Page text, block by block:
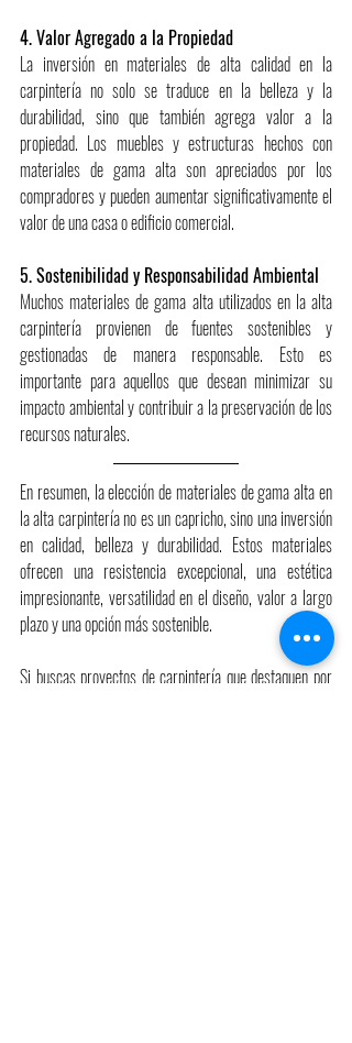
4. Valor Agregado a la Propiedad
La inversión en materiales de alta calidad en la
carpintería no solo se traduce en la belleza y la
durabilidad, sino que también agrega valor a la
propiedad. Los muebles y estructuras hechos con
materiales de gama alta son apreciados por los
compradores y pueden aumentar significativamente el
valor de una casa o edificio comercial.
5. Sostenibilidad y Responsabilidad Ambiental
Muchos materiales de gama alta utilizados en la alta
carpintería provienen de fuentes sostenibles y
gestionadas de manera responsable. Esto es
importante para aquellos que desean minimizar su
impacto ambiental y contribuir a la preservación de los
recursos naturales.
En resumen, la elección de materiales de gama alta en
la alta carpintería no es un capricho, sino una inversión
en calidad, belleza y durabilidad. Estos materiales
ofrecen una resistencia excepcional, una estética
impresionante, versatilidad en el diseño, valor a largo
plazo y una opción más sostenible.
Si buscas proyectos de carpintería que destaquen por